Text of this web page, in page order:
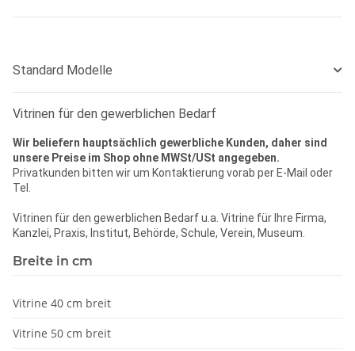
Standard Modelle
Vitrinen für den gewerblichen Bedarf
Wir beliefern hauptsächlich gewerbliche Kunden, daher sind
unsere Preise im Shop ohne MWSt/USt angegeben.
Privatkunden bitten wir um Kontaktierung vorab per E-Mail oder
Tel.
Vitrinen für den gewerblichen Bedarf u.a. Vitrine für Ihre Firma,
Kanzlei, Praxis, Institut, Behörde, Schule, Verein, Museum.
Breite in cm
Vitrine 40 cm breit
Vitrine 50 cm breit